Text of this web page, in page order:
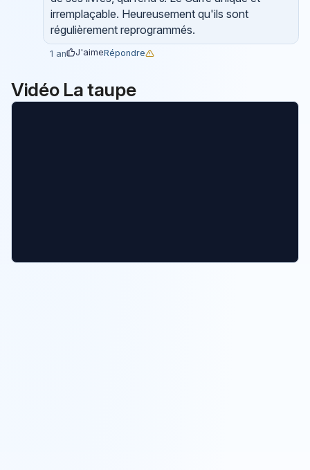
irremplaçable. Heureusement qu'ils sont
régulièrement reprogrammés.
1 an J'aimeRépondre
Vidéo La taupe